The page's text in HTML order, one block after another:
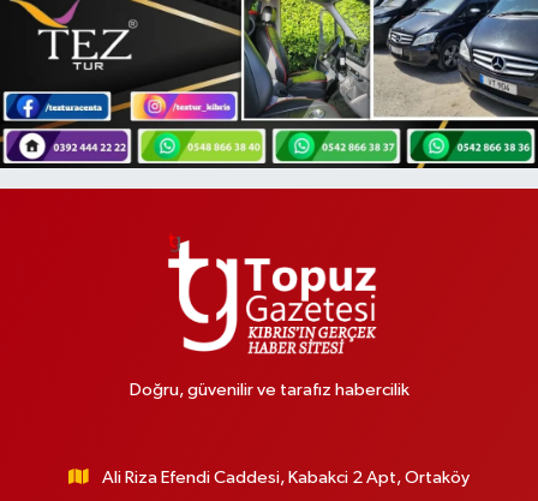
Doğru, güvenilir ve tarafız habercilik
Ali Riza Efendi Caddesi, Kabakci 2 Apt, Ortaköy